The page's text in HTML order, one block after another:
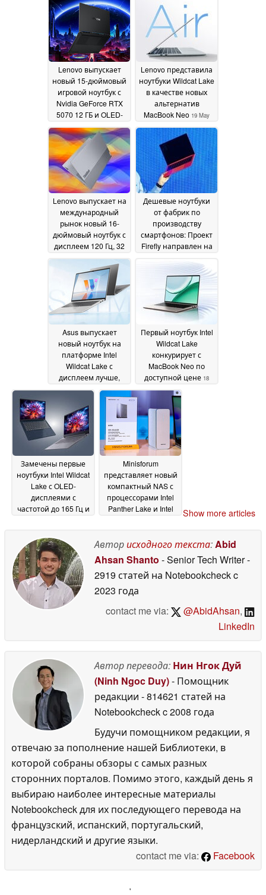
Lenovo выпускает
новый 15-дюймовый
игровой ноутбук с
Nvidia GeForce RTX
5070 12 ГБ и OLED-
дисплеем с
разрешением 1 100
нит20 May 2026
Lenovo представила
ноутбуки Wildcat Lake
в качестве новых
альтернатив
MacBook Neo 19 May
2026
Lenovo выпускает на
международный
рынок новый 16-
дюймовый ноутбук с
дисплеем 120 Гц, 32
ГБ ОЗУ и Intel Panther
19 May 2026
Дешевые ноутбуки
от фабрик по
производству
смартфонов: Проект
Firefly направлен на
Wildcat Lake более
доступным 19 May 2026
Asus выпускает
новый ноутбук на
платформе Intel
Wildcat Lake с
дисплеем лучше,
чем у MacBook Neo18
Первый ноутбук Intel
Wildcat Lake
конкурирует с
MacBook Neo по
доступной цене 18
May 2026
Замечены первые
ноутбуки Intel Wildcat
Lake с OLED-
дисплеями с
частотой до 165 Гц и
Minisforum
представляет новый
компактный NAS с
процессорами Intel
Panther Lake и Intel
Show more articles
Авторисходного текста:Abid
Ahsan Shanto - Senior Tech Writer-
2919 статей на Notebookcheckc
2023 года
contact me via:
@AbidAhsan,
LinkedIn
Автор перевода: Нин Нгок Дуй
(Ninh Ngoc Duy)- Помощник
редакции - 814621 статей на
Notebookcheckc 2008 года
Будучи помощником редакции, я
отвечаю за пополнение нашей Библиотеки, в
которой собраны обзоры с самых разных
сторонних порталов. Помимо этого, каждый день я
выбираю наиболее интересные материалы
Notebookcheck для их последующего перевода на
французский, испанский, португальский,
нидерландский и другие языки.
contact me via:
Facebook
'